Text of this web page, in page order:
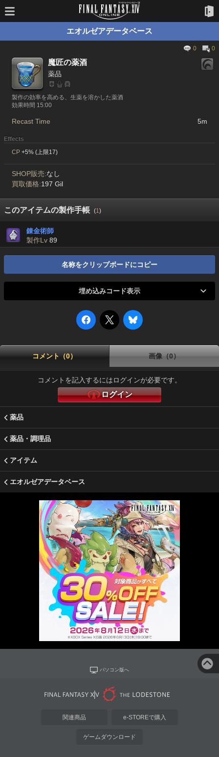
エオルゼアデータベース
0 0
魔匠の薬酒
薬品
製作の効率を高める、生薬を溶かした薬酒
効果時間 15:00
Recast Time 5m
Effects
CP+5% (上限17)
SHOP販売:なし
買取価格:197 Gil
このアイテムの製作手帳 (1)
錬金術師
製作Lv 89
名称をクリップボードにコピー
埋め込みコード表示
コメント（0） 画像（0）
コメントを記入するにはログインが必要です。
ログイン
薬品
薬品・調理品
アイテム
エオルゼアデータベース
パソコン版へ
関連商品 e-STOREで購入
ゲームダウンロード